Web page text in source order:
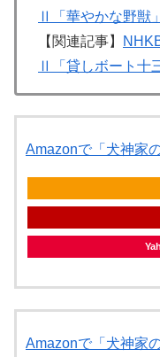
Ⅱ「華やかな野獣
【関連記事】
Ⅱ「貸しボート十
Amazonで「犬神家
Amazonで「犬神家